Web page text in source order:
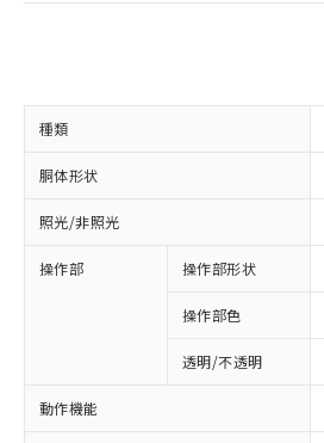
種類
胴体形状
照光/非照光
操作部 操作部形状
操作部色
透明/不透明
動作機能